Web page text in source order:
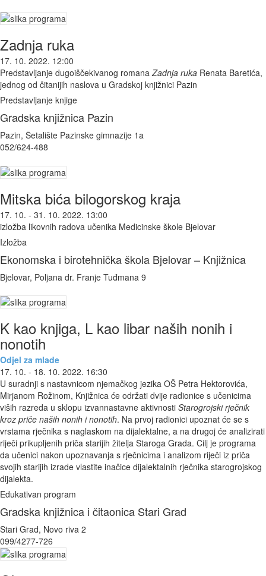
Zadnja ruka
17. 10. 2022. 12:00
Predstavljanje dugoiščekivanog romanaZadnja ruka Renata Baretića,
jednog od čitanijih naslova u Gradskoj knjižnici Pazin
Predstavljanje knjige
Gradska knjižnica Pazin
Pazin, Šetalište Pazinske gimnazije 1a
052/624-488
Mitska bića bilogorskog kraja
17. 10. - 31. 10. 2022. 13:00
izložba likovnih radova učenika Medicinske škole Bjelovar
Izložba
Ekonomska i birotehnička škola Bjelovar – Knjižnica
Bjelovar, Poljana dr. Franje Tuđmana 9
K kao knjiga, L kao libar naših nonih i
nonotih
Odjel za mlade
17. 10. - 18. 10. 2022. 16:30
U suradnji s nastavnicom njemačkog jezika OŠ Petra Hektorovića,
Mirjanom Rožinom, Knjižnica će održati dvije radionice s učenicima
viših razreda u sklopu izvannastavne aktivnosti Starogrojski rječnik
kroz priče naših nonih i nonotih. Na prvoj radionici upoznat će se s
vrstama rječnika s naglaskom na dijalektalne, a na drugoj će analizirati
riječi prikupljenih priča starijih žitelja Staroga Grada. Cilj je programa
da učenici nakon upoznavanja s rječnicima i analizom riječi iz priča
svojih starijih izrade vlastite inačice dijalektalnih rječnika starogrojskog
dijalekta.
Edukativan program
Gradska knjižnica i čitaonica Stari Grad
Stari Grad, Novo riva 2
099/4277-726